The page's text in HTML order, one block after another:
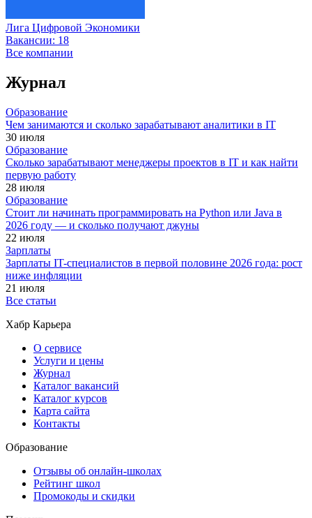
Лига Цифровой Экономики
Вакансии: 18
Все компании
Журнал
Образование
Чем занимаются и сколько зарабатывают аналитики в IT
30 июля
Образование
Сколько зарабатывают менеджеры проектов в IT и как найти
первую работу
28 июля
Образование
Стоит ли начинать программировать на Python или Java в
2026 году — и сколько получают джуны
22 июля
Зарплаты
Зарплаты IT-специалистов в первой половине 2026 года: рост
ниже инфляции
21 июля
Все статьи
Хабр Карьера
О сервисе
Услуги и цены
Журнал
Каталог вакансий
Каталог курсов
Карта сайта
Контакты
Образование
Отзывы об онлайн-школах
Рейтинг школ
Промокоды и скидки